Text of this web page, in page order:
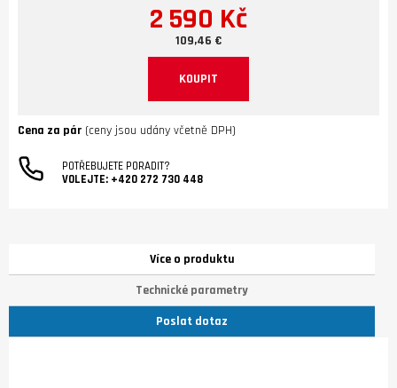
2 590 Kč
109,46 €
KOUPIT
Cena za pár (ceny jsou udány včetně DPH)
POTŘEBUJETE PORADIT?
VOLEJTE: +420 272 730 448
Více o produktu
Technické parametry
Poslat dotaz